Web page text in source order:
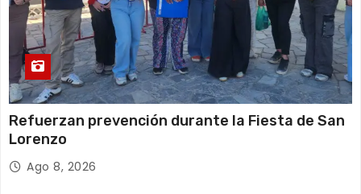
Refuerzan prevención durante la Fiesta de San
Lorenzo
Ago 8, 2026